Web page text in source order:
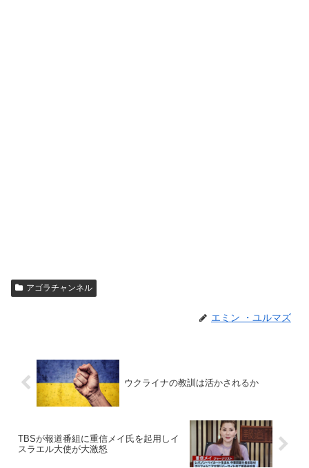
アゴラチャンネル
エミン ・ユルマズ
ウクライナの教訓は活かされるか
TBSが報道番組に重信メイ氏を起用しイ
スラエル大使が大激怒